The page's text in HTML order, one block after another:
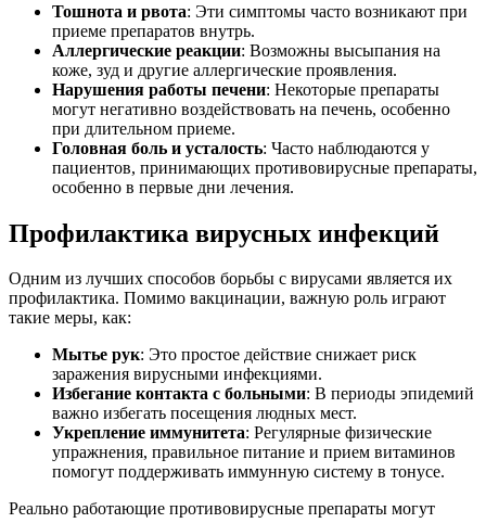
Тошнота и рвота: Эти симптомы часто возникают при
приеме препаратов внутрь.
Аллергические реакции: Возможны высыпания на
коже, зуд и другие аллергические проявления.
Нарушения работы печени: Некоторые препараты
могут негативно воздействовать на печень, особенно
при длительном приеме.
Головная боль и усталость: Часто наблюдаются у
пациентов, принимающих противовирусные препараты,
особенно в первые дни лечения.
Профилактика вирусных инфекций
Одним из лучших способов борьбы с вирусами является их
профилактика. Помимо вакцинации, важную роль играют
такие меры, как:
Мытье рук: Это простое действие снижает риск
заражения вирусными инфекциями.
Избегание контакта с больными: В периоды эпидемий
важно избегать посещения людных мест.
Укрепление иммунитета: Регулярные физические
упражнения, правильное питание и прием витаминов
помогут поддерживать иммунную систему в тонусе.
Реально работающие противовирусные препараты могут